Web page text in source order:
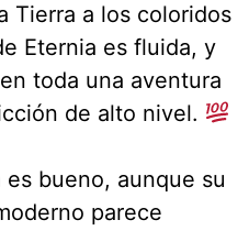
Tierra a los coloridos
Eternia es fluida, y
toda una aventura
de alto nivel.
bueno, aunque su
parece